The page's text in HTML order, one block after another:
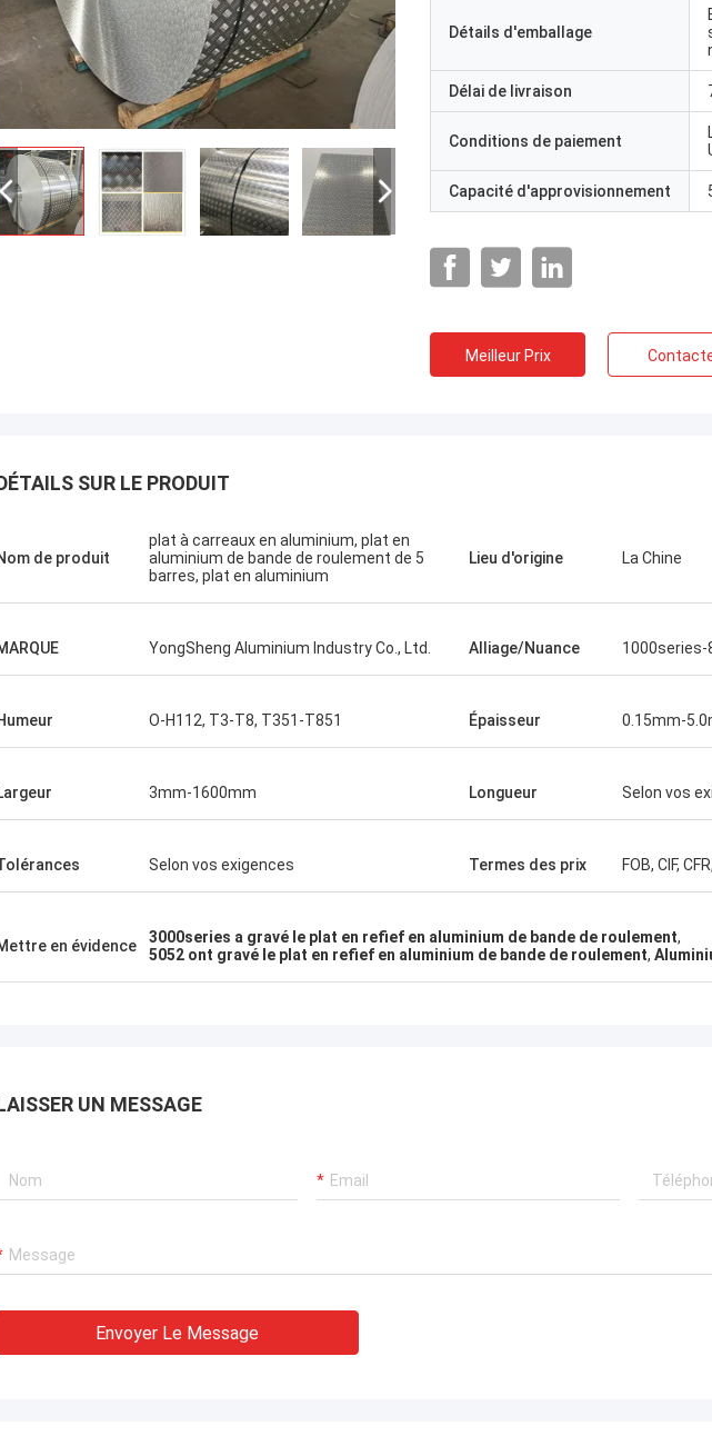
Amin Mazlum
avons acheté un total de presque
tonnes de bobines en aluminium de
La qualité a été stable et le
de livraison est rapide. Mes clients
Nous continuerons à coopérer
La première fois que nous avons coopéré
délai de livraison des marchandises était
très rapide, et le directeur commercial
aidé à résoudre quelques problèmes
marchandises très bonnes !
Détails d'emballage
Délai de livraison
Conditions de paiement
Capacité d'approvisionnement
Meilleur Prix
SUR LE PRODUIT
de produit
plat à carreaux en aluminium, plat en
aluminium de bande de roulement de 5
barres, plat en aluminium
Lieu d'origine La Chine
YongSheng Aluminium Industry Co., Ltd. Alliage/Nuance 1000series-
O-H112, T3-T8, T351-T851 Épaisseur 0.15mm-
3mm-1600mm Longueur Selon vos
Selon vos exigences Termes des prix FOB, CIF,
en évidence 3000series a gravé le plat en refief en aluminium de bande de roulement,
5052 ont gravé le plat en refief en aluminium de bande de roulement,
UN MESSAGE
Envoyer Le Message